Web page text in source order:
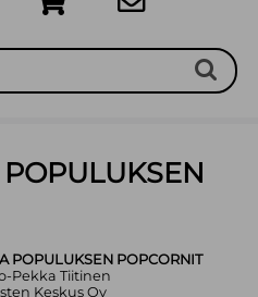
POPULUKSEN POPCORNIT
Pekka Tiitinen
Keskus Oy